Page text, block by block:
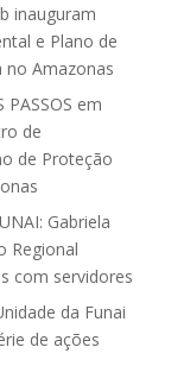
inauguram
e Plano de
no Amazonas
PASSOS em
de
de Proteção
Gabriela
Regional
com servidores
da Funai
de ações